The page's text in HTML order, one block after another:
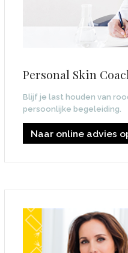
Personal Skin
Blijf je last houden van
persoonlijke begeleiding.
Naar online advies